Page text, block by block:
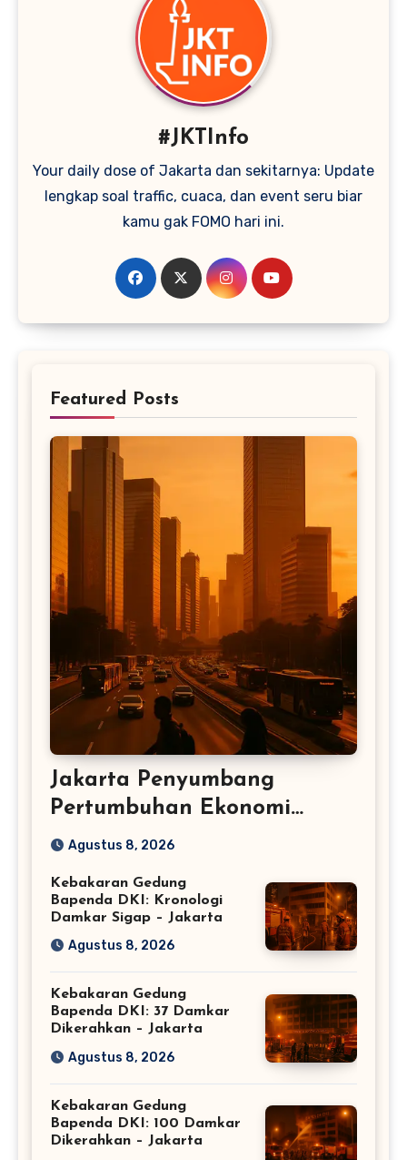
#JKTInfo
Your daily dose of Jakarta dan sekitarnya: Update
lengkap soal traffic, cuaca, dan event seru biar
kamu gak FOMO hari ini.
Featured Posts
Jakarta Penyumbang
Pertumbuhan Ekonomi
Terbesar RI
Agustus 8, 2026
Kebakaran Gedung
Bapenda DKI: Kronologi
Damkar Sigap – Jakarta
Agustus 8, 2026
Kebakaran Gedung
Bapenda DKI: 37 Damkar
Dikerahkan – Jakarta
Agustus 8, 2026
Kebakaran Gedung
Bapenda DKI: 100 Damkar
Dikerahkan – Jakarta